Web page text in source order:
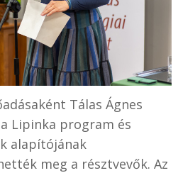
Tálas Ágnes
Lipinka program és
alapítójának
meg a résztvevők. Az